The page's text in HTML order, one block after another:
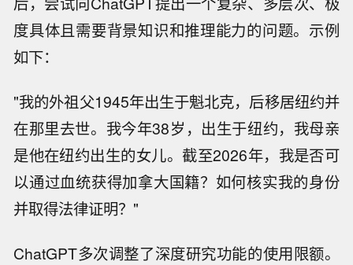
度具体且需要背景知识和推理能力的问题。示例
如下：
"我的外祖父1945年出生于魁北克，后移居纽约并
在那里去世。我今年38岁，出生于纽约，我母亲
是他在纽约出生的女儿。截至2026年，我是否可
以通过血统获得加拿大国籍？如何核实我的身份
并取得法律证明？"
ChatGPT多次调整了深度研究功能的使用限额。